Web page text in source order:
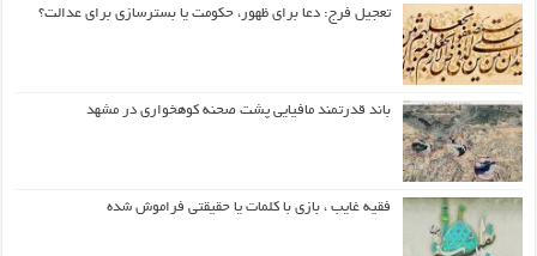
تعجیل فرج: دعا برای ظهور، حکومت یا بسترسازی برای عدالت؟
باند قدرتمند مافیایی پشت صحنه کوهخواری در مشهد
فقیه غایب ، بازی با کلمات یا حقیقتی فراموش شده